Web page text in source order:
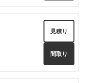
見積り
間取り